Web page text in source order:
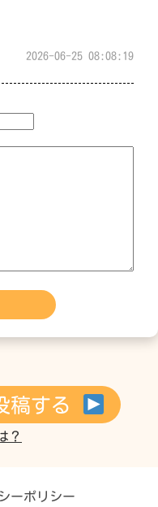
2026-06-25 08:08:19
稿する
？
ーポリシー